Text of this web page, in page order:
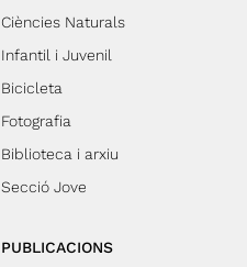
Ciències Naturals
Infantil i Juvenil
Bicicleta
Fotografia
Biblioteca i arxiu
Secció Jove
PUBLICACIONS